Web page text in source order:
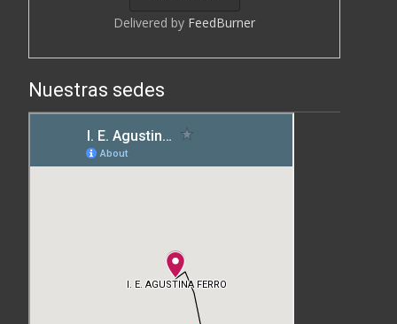
Delivered by FeedBurner
Nuestras sedes